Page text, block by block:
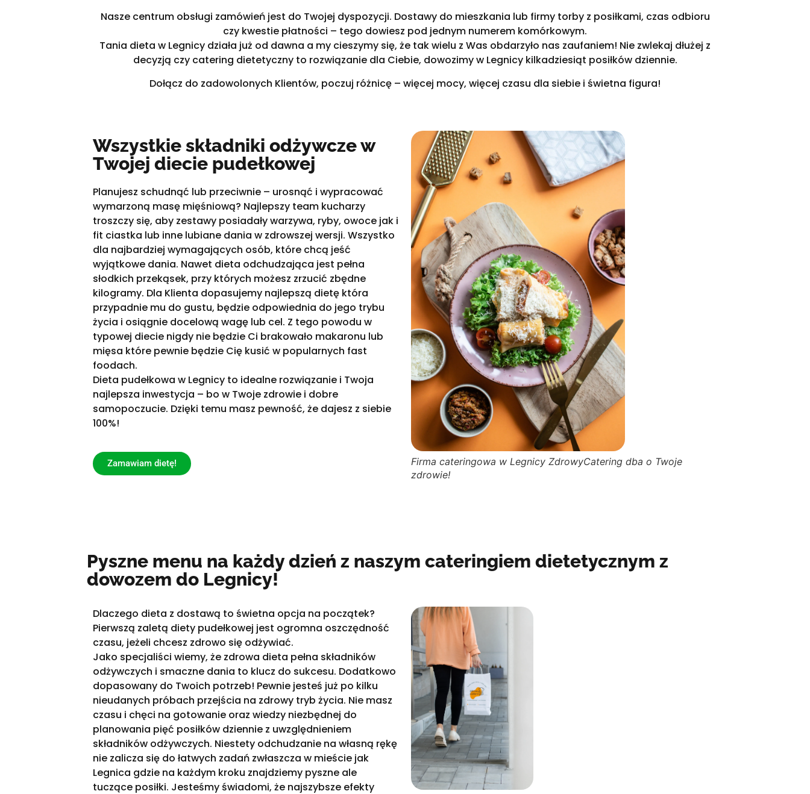
Nasze centrum obsługi zamówień jest do Twojej dyspozycji. Dostawy do mieszkania lub firmy torby z posiłkami, czas odbioru
czy kwestie płatności – tego dowiesz pod jednym numerem komórkowym.
Tania dieta w Legnicy działa już od dawna a my cieszymy się, że tak wielu z Was obdarzyło nas zaufaniem! Nie zwlekaj dłużej z
decyzją czy catering dietetyczny to rozwiązanie dla Ciebie, dowozimy w Legnicy kilkadziesiąt posiłków dziennie.
Dołącz do zadowolonych Klientów, poczuj różnicę – więcej mocy, więcej czasu dla siebie i świetna figura!
Wszystkie składniki odżywcze w
Twojej diecie pudełkowej
Planujesz schudnąć lub przeciwnie – urosnąć i wypracować
wymarzoną masę mięśniową? Najlepszy team kucharzy
troszczy się, aby zestawy posiadały warzywa, ryby, owoce jak i
fit ciastka lub inne lubiane dania w zdrowszej wersji. Wszystko
dla najbardziej wymagających osób, które chcą jeść
wyjątkowe dania. Nawet dieta odchudzająca jest pełna
słodkich przekąsek, przy których możesz zrzucić zbędne
kilogramy. Dla Klienta dopasujemy najlepszą dietę która
przypadnie mu do gustu, będzie odpowiednia do jego trybu
życia i osiągnie docelową wagę lub cel. Z tego powodu w
typowej diecie nigdy nie będzie Ci brakowało makaronu lub
mięsa które pewnie będzie Cię kusić w popularnych fast
foodach.
Dieta pudełkowa w Legnicy to idealne rozwiązanie i Twoja
najlepsza inwestycja – bo w Twoje zdrowie i dobre
samopoczucie. Dzięki temu masz pewność, że dajesz z siebie
100%!
Zamawiam dietę!
Firma cateringowa w Legnicy ZdrowyCatering dba o Twoje
zdrowie!
Pyszne menu na każdy dzień z naszym cateringiem dietetycznym z
dowozem do Legnicy!
Dlaczego dieta z dostawą to świetna opcja na początek?
Pierwszą zaletą diety pudełkowej jest ogromna oszczędność
czasu, jeżeli chcesz zdrowo się odżywiać.
Jako specjaliści wiemy, że zdrowa dieta pełna składników
odżywczych i smaczne dania to klucz do sukcesu. Dodatkowo
dopasowany do Twoich potrzeb! Pewnie jesteś już po kilku
nieudanych próbach przejścia na zdrowy tryb życia. Nie masz
czasu i chęci na gotowanie oraz wiedzy niezbędnej do
planowania pięć posiłków dziennie z uwzględnieniem
składników odżywczych. Niestety odchudzanie na własną rękę
nie zalicza się do łatwych zadań zwłaszcza w mieście jak
Legnica gdzie na każdym kroku znajdziemy pyszne ale
tuczące posiłki. Jesteśmy świadomi, że najszybsze efekty